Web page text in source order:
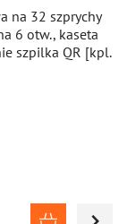
na 32 szprychy
6 otw., kaseta
szpilka QR [kpl.